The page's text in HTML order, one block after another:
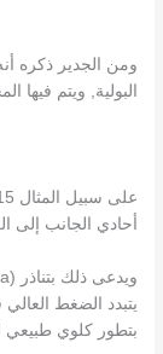
ومن الجدير ذكره
البولية, ويتم فيها
أحادي الجانب إلى
يتبدد الضغط
بتطور كلوي طبيعي